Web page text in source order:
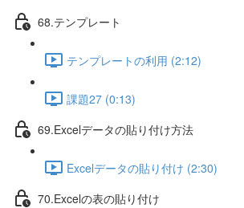
68.テンプレート
テンプレートの利用 (2:12)
課題27 (0:13)
69.Excelデータの貼り付け方法
Excelデータの貼り付け (2:30)
70.Excelの表の貼り付け